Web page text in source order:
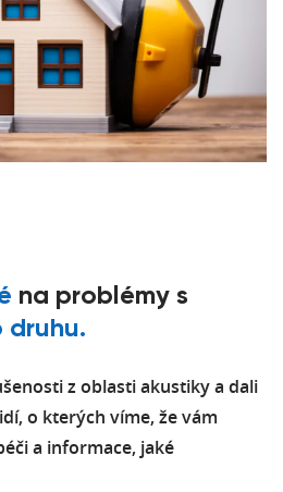
na problémy s
druhu.
z oblasti akustiky a dali
o kterých víme, že vám
a informace, jaké